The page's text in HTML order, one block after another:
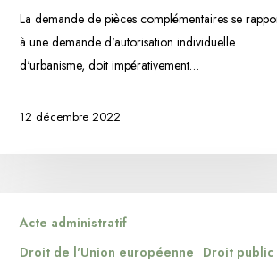
D’UNE
D’URBANISME
La demande de pièces complémentaires se
à une demande d'autorisation individuelle
d'urbanisme, doit impérativement…
12 décembre 2022
condition
omise
Acte administratif
Droit de l'Union européenne Droit public